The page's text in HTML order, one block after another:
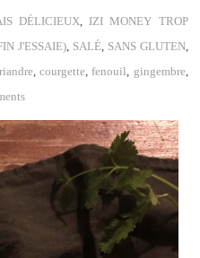
DÉLICIEUX
IZI MONEY TROP
J'ESSAIE), SALÉ, SANS GLUTEN,
courgette fenouil gingembre